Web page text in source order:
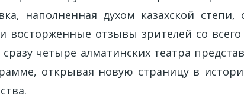
наполненная духом казахской степи,
восторженные отзывы зрителей со
четыре алматинских театра
открывая новую страницу в